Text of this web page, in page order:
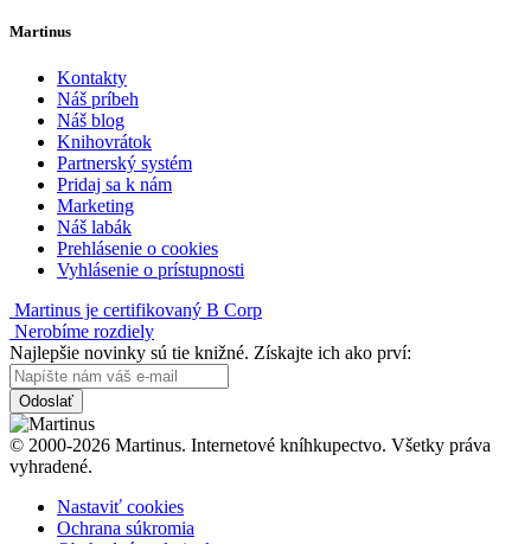
Martinus
Kontakty
Náš príbeh
Náš blog
Knihovrátok
Partnerský systém
Pridaj sa k nám
Marketing
Náš labák
Prehlásenie o cookies
Vyhlásenie o prístupnosti
Martinus je certifikovaný B Corp
Nerobíme rozdiely
Najlepšie novinky sú tie knižné. Získajte ich ako prví:
Odoslať
© 2000-2026 Martinus. Internetové kníhkupectvo. Všetky práva
vyhradené.
Nastaviť cookies
Ochrana súkromia